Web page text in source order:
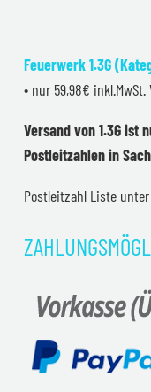
Feuerwerk 1.3G
• nur 59,98€
Versand von 1.3G ist
Postleitzahlen in
Postleitzahl Liste unter